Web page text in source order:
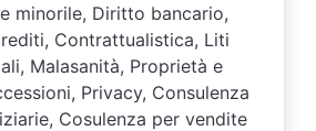
minorile, Diritto bancario,
Contrattualistica, Liti
Malasanità, Proprietà e
Privacy, Consulenza
Cosulenza per vendite